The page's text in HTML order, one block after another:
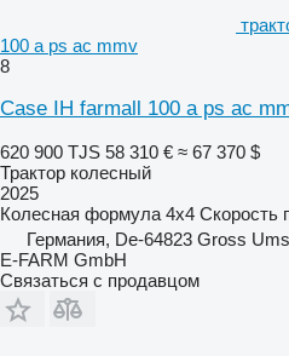
100 a ps ac mmv
8
Case IH farmall 100 a ps ac
620 900 TJS 58 310 € ≈ 67 370 $
Трактор колесный
2025
Колесная формула 4x4 Скорость
Германия, De-64823 Gross
E-FARM GmbH
Связаться с продавцом